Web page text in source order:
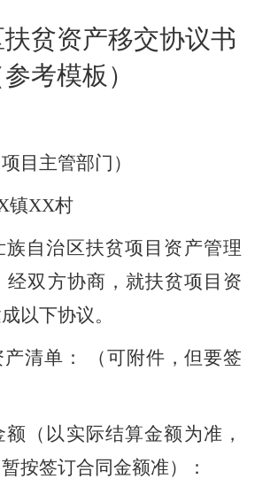
扶贫资产移交协议书
参考模板）
项目主管部门 ）
镇XX村
族自治区扶贫项目 资产管理
经双方协商，就扶贫项目资
以下协议。
清单：
（可附件，但要签
额（以实际结算金额为准 ，
按签订合同金额准）：